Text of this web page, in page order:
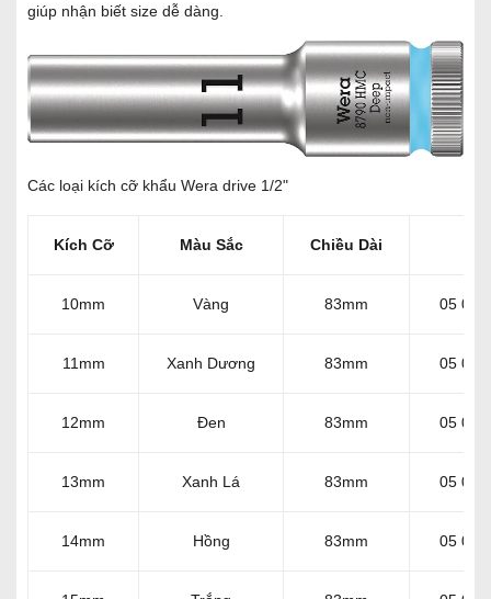
giúp nhận biết size dễ dàng.
Các loại kích cỡ khẩu Wera drive 1/2"
Kích Cỡ Màu Sắc Chiều Dài
10mm Vàng 83mm 05
11mm Xanh Dương 83mm 05
12mm Đen 83mm 05
13mm Xanh Lá 83mm 05
14mm Hồng 83mm 05